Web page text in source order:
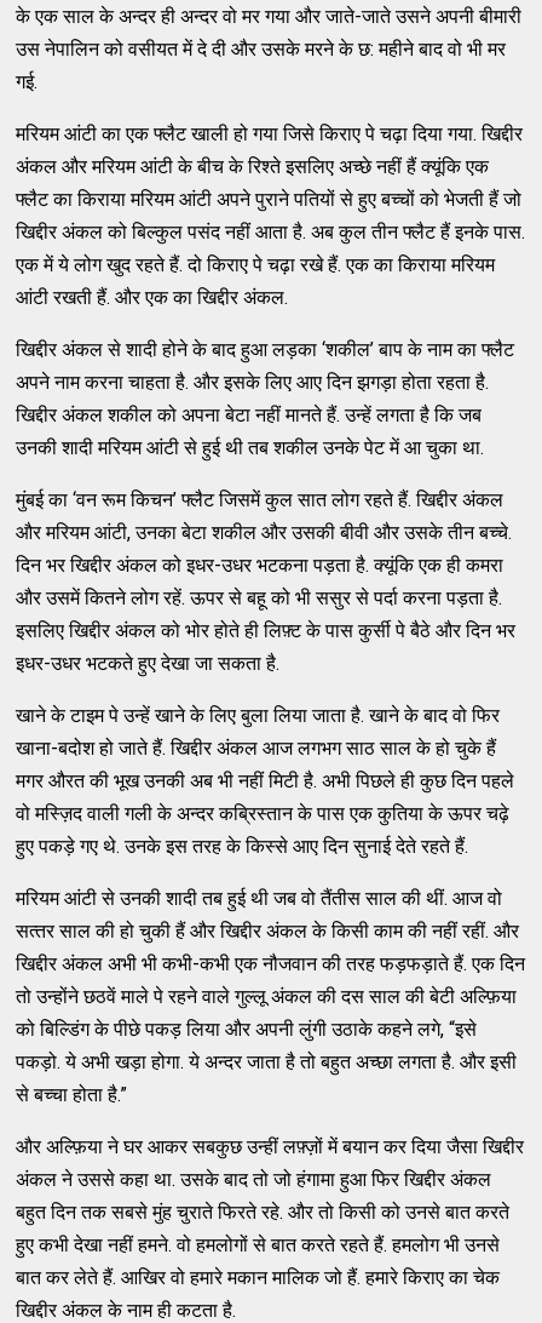
के एक साल के अन्दर ही अन्दर वो मर गया और जाते-जाते उसने अपनी बीमारी
उस नेपालिन को वसीयत में दे दी और उसके मरने के छ: महीने बाद वो भी मर
गई.
मरियम आंटी का एक फ्लैट खाली हो गया जिसे किराए पे चढ़ा दिया गया. खिद्दीर
अंकल और मरियम आंटी के बीच के रिश्ते इसलिए अच्छे नहीं हैं क्यूंकि एक
फ्लैट का किराया मरियम आंटी अपने पुराने पतियों से हुए बच्चों को भेजती हैं जो
खिद्दीर अंकल को बिल्कुल पसंद नहीं आता है. अब कुल तीन फ्लैट हैं इनके पास.
एक में ये लोग खुद रहते हैं. दो किराए पे चढ़ा रखे हैं. एक का किराया मरियम
आंटी रखती हैं. और एक का खिद्दीर अंकल.
खिद्दीर अंकल से शादी होने के बाद हुआ लड़का ‘शकील’ बाप के नाम का फ्लैट
अपने नाम करना चाहता है. और इसके लिए आए दिन झगड़ा होता रहता है.
खिद्दीर अंकल शकील को अपना बेटा नहीं मानते हैं. उन्हें लगता है कि जब
उनकी शादी मरियम आंटी से हुई थी तब शकील उनके पेट में आ चुका था.
मुंबई का ‘वन रूम किचन’ फ्लैट जिसमें कुल सात लोग रहते हैं. खिद्दीर अंकल
और मरियम आंटी, उनका बेटा शकील और उसकी बीवी और उसके तीन बच्चे.
दिन भर खिद्दीर अंकल को इधर-उधर भटकना पड़ता है. क्यूंकि एक ही कमरा
और उसमें कितने लोग रहें. ऊपर से बहू को भी ससुर से पर्दा करना पड़ता है.
इसलिए खिद्दीर अंकल को भोर होते ही लिफ़्ट के पास कुर्सी पे बैठे और दिन भर
इधर-उधर भटकते हुए देखा जा सकता है.
खाने के टाइम पे उन्हें खाने के लिए बुला लिया जाता है. खाने के बाद वो फिर
खाना-बदोश हो जाते हैं. खिद्दीर अंकल आज लगभग साठ साल के हो चुके हैं
मगर औरत की भूख उनकी अब भी नहीं मिटी है. अभी पिछले ही कुछ दिन पहले
वो मस्ज़िद वाली गली के अन्दर कब्रिस्तान के पास एक कुतिया के ऊपर चढ़े
हुए पकड़े गए थे. उनके इस तरह के किस्से आए दिन सुनाई देते रहते हैं.
मरियम आंटी से उनकी शादी तब हुई थी जब वो तैंतीस साल की थीं. आज वो
सत्‍तर साल की हो चुकी हैं और खिद्दीर अंकल के किसी काम की नहीं रहीं. और
खिद्दीर अंकल अभी भी कभी-कभी एक नौजवान की तरह फड़फड़ाते हैं. एक दिन
तो उन्होंने छठवें माले पे रहने वाले गुल्लू अंकल की दस साल की बेटी अल्फ़िया
को बिल्डिंग के पीछे पकड़ लिया और अपनी लुंगी उठाके कहने लगे, “इसे
पकड़ो. ये अभी खड़ा होगा. ये अन्दर जाता है तो बहुत अच्छा लगता है. और इसी
से बच्चा होता है.”
और अल्फ़िया ने घर आकर सबकुछ उन्हीं लफ़्ज़ों में बयान कर दिया जैसा खिद्दीर
अंकल ने उससे कहा था. उसके बाद तो जो हंगामा हुआ फिर खिद्दीर अंकल
बहुत दिन तक सबसे मुंह चुराते फिरते रहे. और तो किसी को उनसे बात करते
हुए कभी देखा नहीं हमने. वो हमलोगों से बात करते रहते हैं. हमलोग भी उनसे
बात कर लेते हैं. आखिर वो हमारे मकान मालिक जो हैं. हमारे किराए का चेक
खिद्दीर अंकल के नाम ही कटता है.